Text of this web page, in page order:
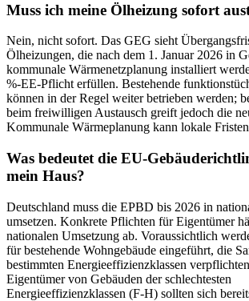
Muss ich meine Ölheizung sofort
Nein, nicht sofort. Das GEG sieht
Ölheizungen, die nach dem 1. Januar 2026 in
kommunale Wärmenetzplanung installiert
%-EE-Pflicht erfüllen. Bestehende
können in der Regel weiter betrieben werden;
beim freiwilligen Austausch greift jedoch die
Kommunale Wärmeplanung kann lokale
Was bedeutet die EU-
mein Haus?
Deutschland muss die EPBD bis 2026 in
umsetzen. Konkrete Pflichten für Eigentümer
nationalen Umsetzung ab. Voraussichtlich
für bestehende Wohngebäude eingeführt, die
bestimmten Energieeffizienzklassen
Eigentümer von Gebäuden der schlechtesten
Energieeffizienzklassen (F-H) sollten sich